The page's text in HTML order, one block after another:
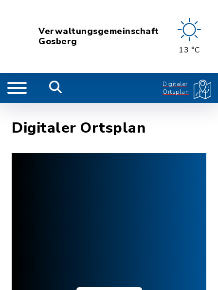
Verwaltungsgemeinschaft
Gosberg
13 °C
Digitaler
Ortsplan
Digitaler Ortsplan